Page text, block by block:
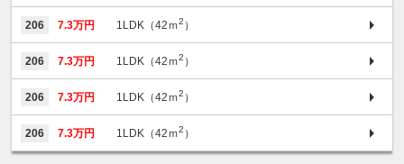
206 7.3万円 1LDK（42ｍ2 ）
206 7.3万円 1LDK（42ｍ2 ）
206 7.3万円 1LDK（42ｍ2 ）
206 7.3万円 1LDK（42ｍ2 ）